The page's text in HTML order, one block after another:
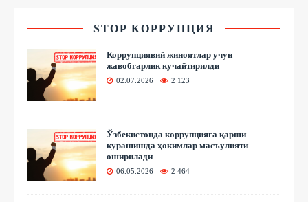
STOP КОРРУПЦИЯ
Коррупциявий жиноятлар учун
жавобгарлик кучайтирилди
02.07.2026 2 123
Ўзбекистонда коррупцияга қарши
курашишда ҳокимлар масъулияти
оширилади
06.05.2026 2 464